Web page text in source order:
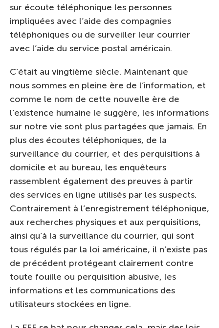
sur écoute téléphonique les personnes
impliquées avec l’aide des compagnies
téléphoniques ou de surveiller leur courrier
avec l’aide du service postal américain.
C’était au vingtième siècle. Maintenant que
nous sommes en pleine ère de l’information, et
comme le nom de cette nouvelle ère de
l’existence humaine le suggère, les informations
sur notre vie sont plus partagées que jamais. En
plus des écoutes téléphoniques, de la
surveillance du courrier, et des perquisitions à
domicile et au bureau, les enquêteurs
rassemblent également des preuves à partir
des services en ligne utilisés par les suspects.
Contrairement à l’enregistrement téléphonique,
aux recherches physiques et aux perquisitions,
ainsi qu’à la surveillance du courrier, qui sont
tous régulés par la loi américaine, il n’existe pas
de précédent protégeant clairement contre
toute fouille ou perquisition abusive, les
informations et les communications des
utilisateurs stockées en ligne.